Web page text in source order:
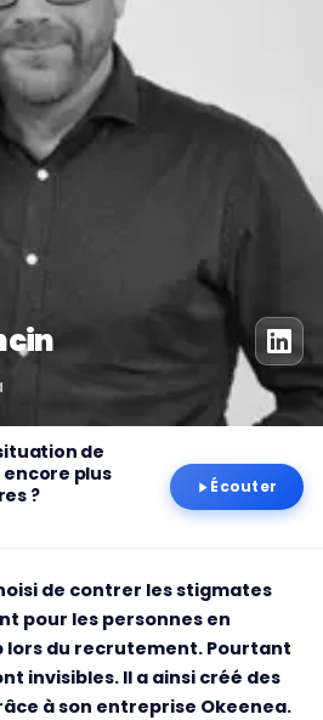
de
plus
?
Écouter
de contrer les stigmates
pour les personnes en
lors du recrutement. Pourtant
invisibles. Il a ainsi créé des
à son entreprise Okeenea.